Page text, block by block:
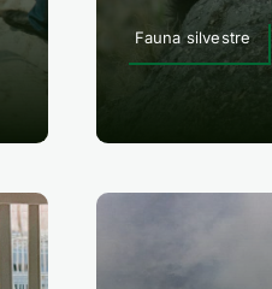
Fauna silvestre